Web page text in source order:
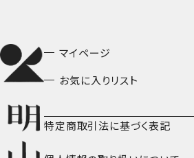
マイページ
お気に入りリスト
特定商取引法に基づく表記